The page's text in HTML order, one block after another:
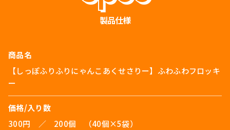
製品仕様
商品名
【しっぽふりふりにゃんこあくせさりー】ふわふわフロッキ
ー
価格/入り数
300円 ／ 200個 （40個×5袋）